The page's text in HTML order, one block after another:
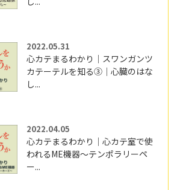
2022.05.31
心カテまるわかり｜スワンガンツ
カテーテルを知る③｜心臓のはな
し...
2022.04.05
心カテまるわかり｜心カテ室で使
われるME機器～テンポラリーペ
ー...